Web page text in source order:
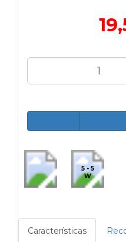
5 - 5
W
Características